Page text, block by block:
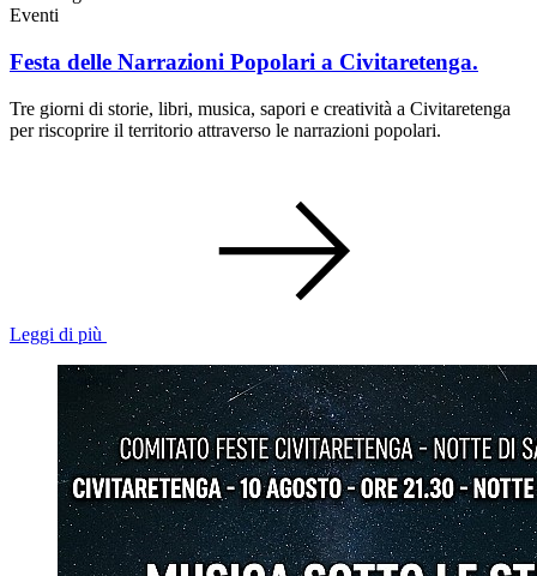
Eventi
Festa delle Narrazioni Popolari a Civitaretenga.
Tre giorni di storie, libri, musica, sapori e creatività a Civitaretenga
per riscoprire il territorio attraverso le narrazioni popolari.
Leggi di più